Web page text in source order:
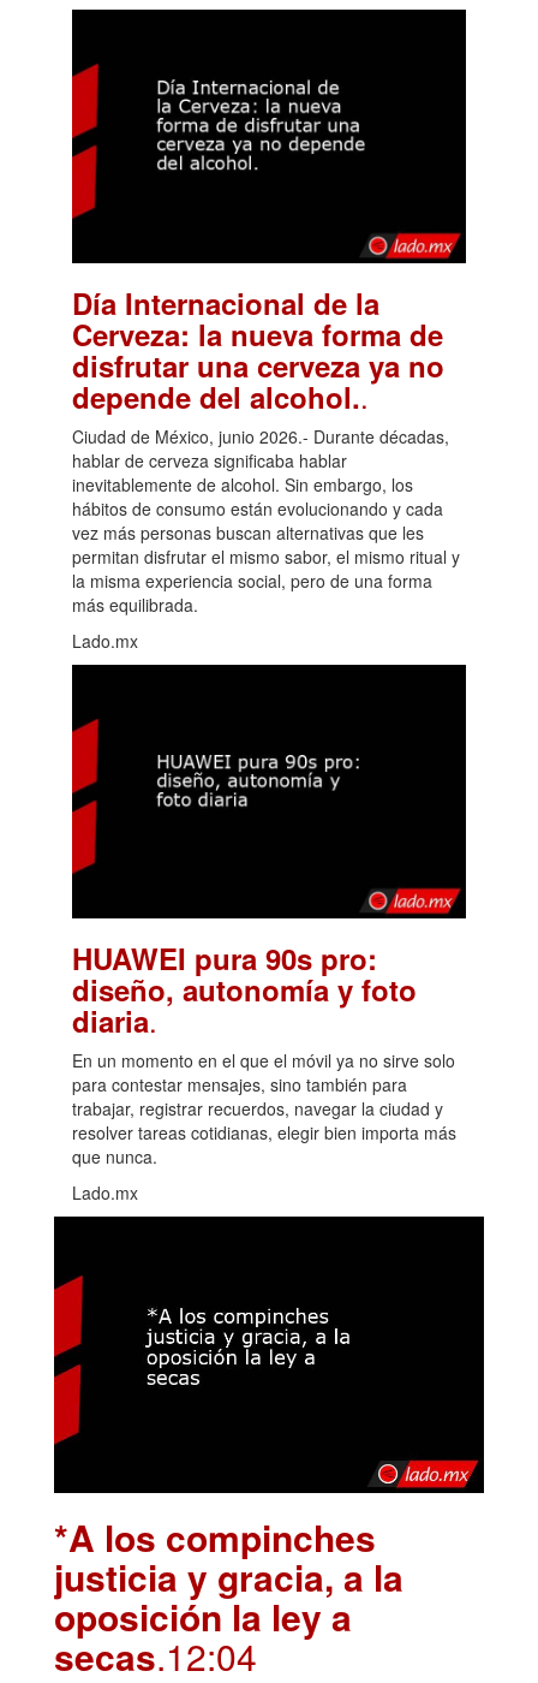
Día Internacional de la
Cerveza: la nueva forma de
disfrutar una cerveza ya no
depende del alcohol..
Ciudad de México, junio 2026.- Durante décadas,
hablar de cerveza significaba hablar
inevitablemente de alcohol. Sin embargo, los
hábitos de consumo están evolucionando y cada
vez más personas buscan alternativas que les
permitan disfrutar el mismo sabor, el mismo ritual y
la misma experiencia social, pero de una forma
más equilibrada.
Lado.mx
HUAWEI pura 90s pro:
diseño, autonomía y foto
diaria.
En un momento en el que el móvil ya no sirve solo
para contestar mensajes, sino también para
trabajar, registrar recuerdos, navegar la ciudad y
resolver tareas cotidianas, elegir bien importa más
que nunca.
Lado.mx
*A los compinches
justicia y gracia, a la
oposición la ley a
secas.12:04